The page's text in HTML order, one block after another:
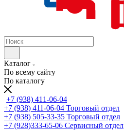
Каталог
По всему сайту
По каталогу
+7 (938) 411-06-04
+7 (938) 411-06-04 Торговый отдел
+7 (938) 505-33-35 Торговый отдел
+7 (928)333-65-06 Сервисный отдел